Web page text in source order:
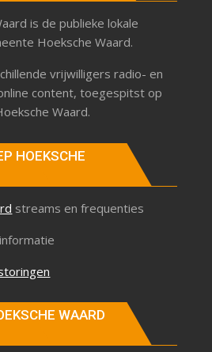
is de publieke lokale
Hoeksche Waard.
vrijwilligers radio- en
content, toegespitst op
Waard.
HOEKSCHE
streams en frequenties
informatie
WAARD